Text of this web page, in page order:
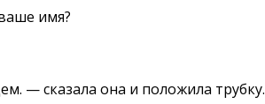
имя?
— сказала она и положила трубку.